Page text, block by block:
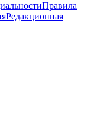
Правила
Редакционная